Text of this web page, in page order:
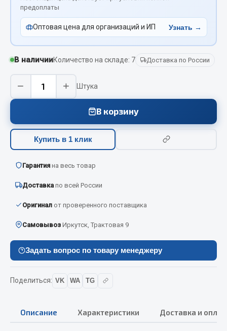
Вымпела
Показать ещё
Весь раздел
Технические жидкости
МЕТИЗЫ
Болты
Гайки
Кольца стопорные
Пресс-масленки
Пружины
Показать ещё
предоплаты
Оптовая цена для организаций и ИП Узнать →
В наличииКоличество на складе: 7 Доставка по России
− + Штука
В корзину
Купить в 1 клик
Гарантия на весь товар
Доставка по всей России
Оригинал от проверенного поставщика
Самовывоз Иркутск, Трактовая 9
Задать вопрос по товару менеджеру
Поделиться: VK WA TG
Описание Характеристики Доставка и